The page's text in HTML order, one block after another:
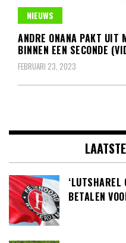
NIEUWS
ANDRE ONANA PAKT UIT
BINNEN EEN SECONDE
FEBRUARI 23, 2023
BETALEN